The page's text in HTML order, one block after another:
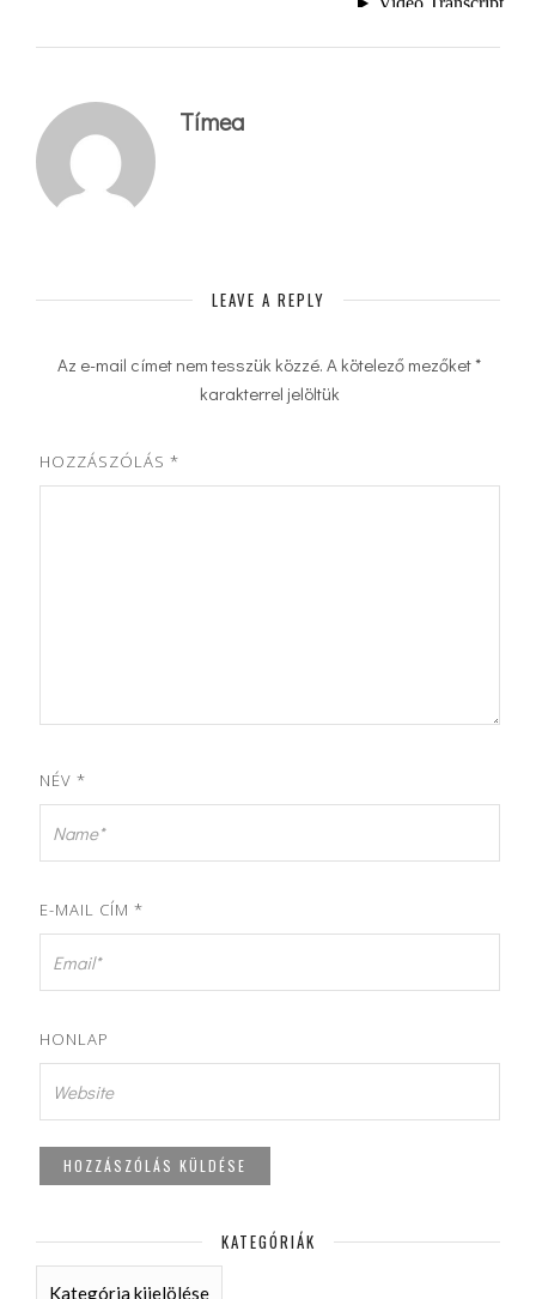
Tímea
LEAVE A REPLY
Az e-mail címet nem tesszük közzé. A kötelező mezőket*
karakterrel jelöltük
HOZZÁSZÓLÁS *
NÉV *
E-MAIL CÍM *
HONLAP
KATEGÓRIÁK
KATEGÓRIÁK